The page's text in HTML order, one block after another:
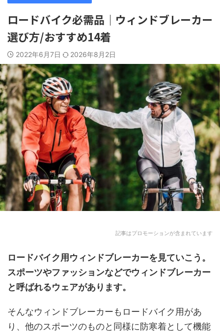
ロードバイク必需品｜ウィンドブレーカー
選び方/おすすめ14着
2022年6月7日 2026年8月2日
記事はプロモーションが含まれています
ロードバイク用ウィンドブレーカーを見ていこう。
スポーツやファッションなどでウィンドブレーカー
と呼ばれるウェアがあります。
そんなウィンドブレーカーもロードバイク用があ
り、他のスポーツのものと同様に防寒着として機能